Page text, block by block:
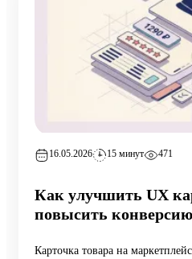
16.05.2026 15 минут 471
Как улучшить UX
повысить
Карточка товара на